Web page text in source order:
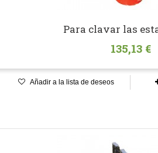
Para clavar las
135,13 €
Añadir a la lista de deseos